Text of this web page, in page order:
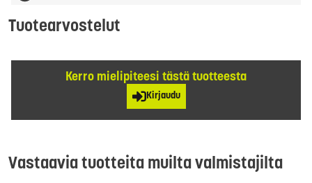
Tuotearvostelut
Kerro mielipiteesi tästä tuotteesta
Kirjaudu
Vastaavia tuotteita muilta valmistajilta